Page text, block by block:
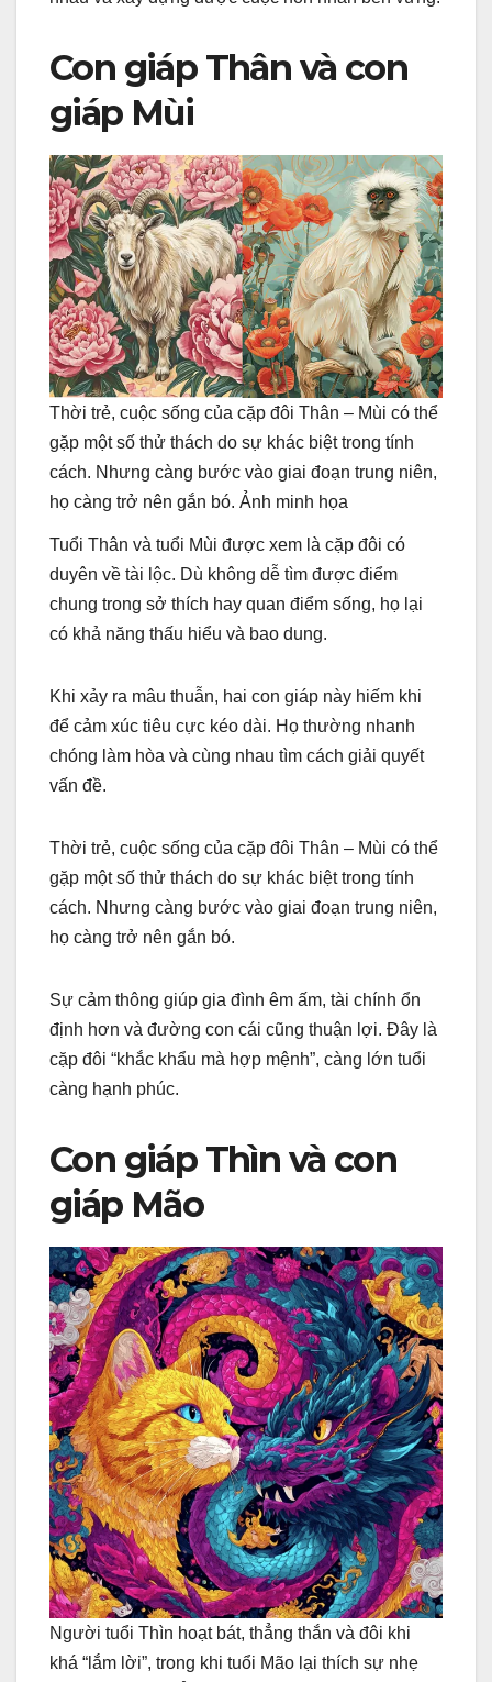
Con giáp Thân và con
giáp Mùi
Thời trẻ, cuộc sống của cặp đôi Thân – Mùi có thể
gặp một số thử thách do sự khác biệt trong tính
cách. Nhưng càng bước vào giai đoạn trung niên,
họ càng trở nên gắn bó. Ảnh minh họa
Tuổi Thân và tuổi Mùi được xem là cặp đôi có
duyên về tài lộc. Dù không dễ tìm được điểm
chung trong sở thích hay quan điểm sống, họ lại
có khả năng thấu hiểu và bao dung.
Khi xảy ra mâu thuẫn, hai con giáp này hiếm khi
để cảm xúc tiêu cực kéo dài. Họ thường nhanh
chóng làm hòa và cùng nhau tìm cách giải quyết
vấn đề.
Thời trẻ, cuộc sống của cặp đôi Thân – Mùi có thể
gặp một số thử thách do sự khác biệt trong tính
cách. Nhưng càng bước vào giai đoạn trung niên,
họ càng trở nên gắn bó.
Sự cảm thông giúp gia đình êm ấm, tài chính ổn
định hơn và đường con cái cũng thuận lợi. Đây là
cặp đôi “khắc khẩu mà hợp mệnh”, càng lớn tuổi
càng hạnh phúc.
Con giáp Thìn và con
giáp Mão
Người tuổi Thìn hoạt bát, thẳng thắn và đôi khi
khá “lắm lời”, trong khi tuổi Mão lại thích sự nhẹ